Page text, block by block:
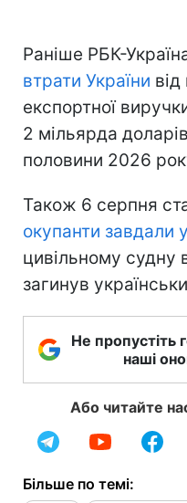
Раніше РБК-
втрати України
експортної
2 мільярда
половини 2026
Також 6 серпня
окупанти завдали
цивільному судну
загинув
Не пропустіть
наші
Або читайте
Більше по темі: